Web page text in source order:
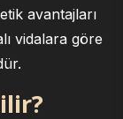
avantajları
vidalara göre